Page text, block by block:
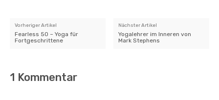
Vorheriger Artikel
Fearless 50 – Yoga für
Fortgeschrittene
Nächster Artikel
Yogalehrer im Inneren von
Mark Stephens
1 Kommentar